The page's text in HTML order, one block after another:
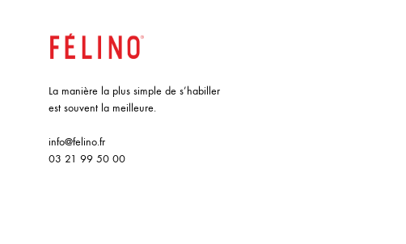
La manière la plus simple de s’habiller
est souvent la meilleure.
info@felino.fr
03 21 99 50 00